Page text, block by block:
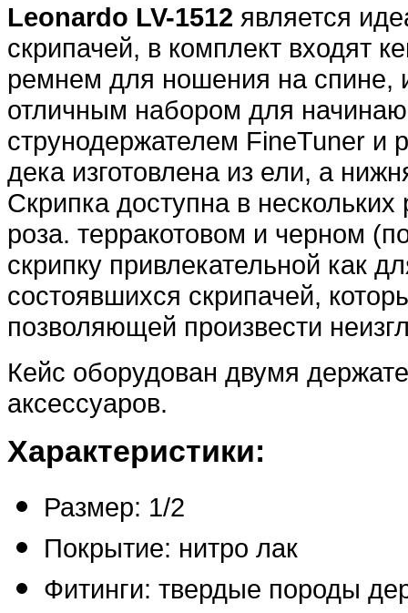
Leonardo LV-1512 является
скрипачей, в комплект входят
ремнем для ношения на спине,
отличным набором для
струнодержателем FineTuner
дека изготовлена из ели, а
Скрипка доступна в
роза. терракотовом и черном
скрипку привлекательной как
состоявшихся скрипачей,
позволяющей произвести
Кейс оборудован двумя
аксессуаров.
Характеристики:
Размер: 1/2
Покрытие: нитро лак
Фитинги: твердые породы